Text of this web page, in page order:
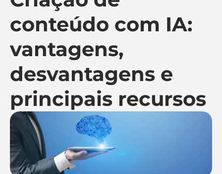
conteúdo com IA:
vantagens,
desvantagens e
principais recursos